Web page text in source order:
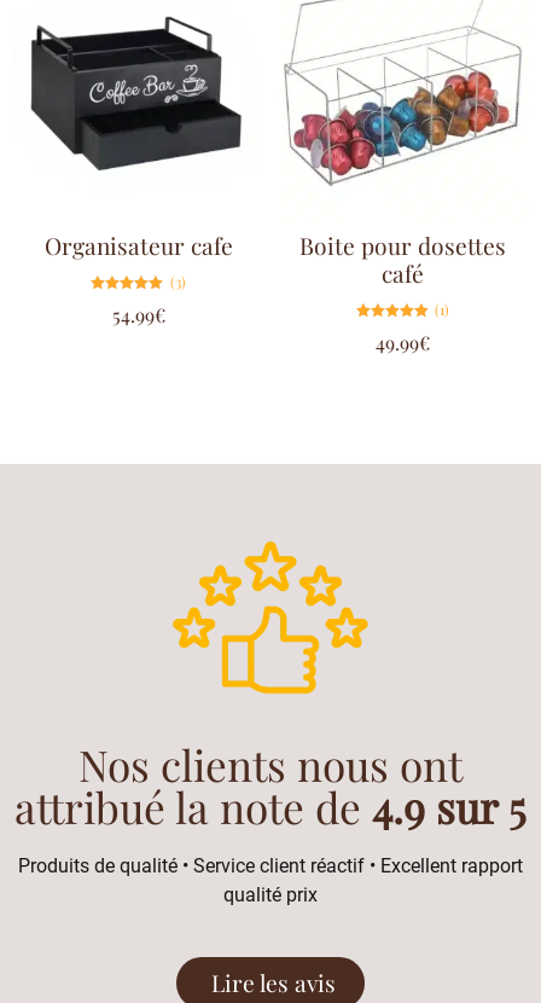
Organisateur cafe
5.00
sur 5
(3)
54.99€
Boite pour dosettes
café
5.00
sur 5
(1)
49.99€
Nos clients nous ont
attribué la note de 4.9 sur 5
Produits de qualité • Service client réactif • Excellent rapport
qualité prix
Lire les avis